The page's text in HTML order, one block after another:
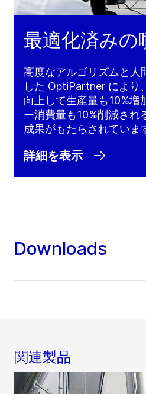
最適化済みの
高度なアルゴリズムと人
した OptiPartner により
向上して生産量も10%増
ー消費量も10%削減され
成果がもたらされていま
詳細を表示
Downloads
関連製品